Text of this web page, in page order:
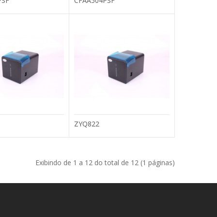
um acessório
Pixxo
usado para conectar
ZYQ822
Exibindo de 1 a 12 do total de 12 (1 páginas)